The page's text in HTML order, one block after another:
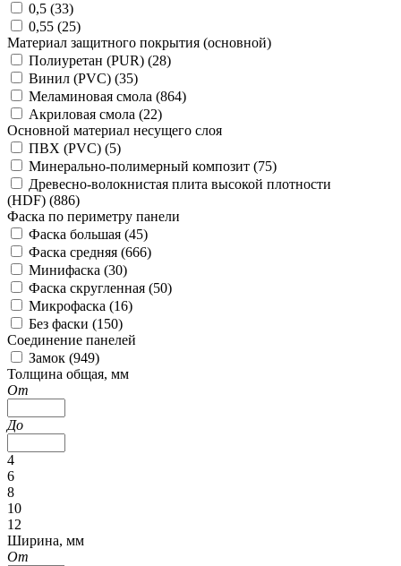
0,5 (33)
0,55 (25)
Материал защитного покрытия (основной)
Полиуретан (PUR) (28)
Винил (PVC) (35)
Меламиновая смола (864)
Акриловая смола (22)
Основной материал несущего слоя
ПВХ (PVC) (5)
Минерально-полимерный композит (75)
Древесно-волокнистая плита высокой плотности
(HDF) (886)
Фаска по периметру панели
Фаска большая (45)
Фаска средняя (666)
Минифаска (30)
Фаска скругленная (50)
Микрофаска (16)
Без фаски (150)
Соединение панелей
Замок (949)
Толщина общая, мм
От
До
4
6
8
10
12
Ширина, мм
От